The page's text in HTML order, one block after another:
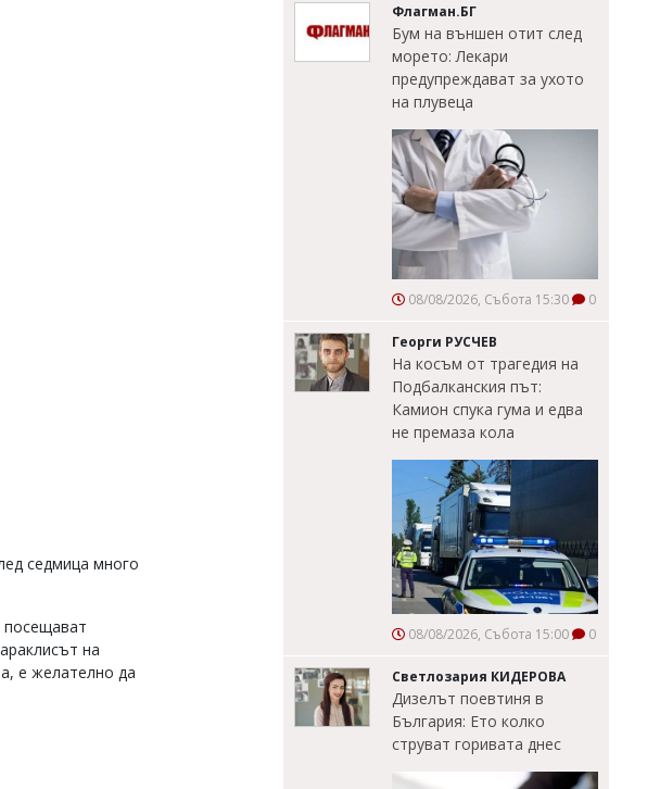
седмица много
посещават
на
е желателно да
Флагман.БГ
Бум на външен отит след
морето: Лекари
предупреждават за ухото
на плувеца
08/08/2026, Събота 15:30 0
Георги РУСЧЕВ
На косъм от трагедия на
Подбалканския път:
Камион спука гума и едва
не премаза кола
08/08/2026, Събота 15:00 0
Светлозария КИДЕРОВА
Дизелът поевтиня в
България: Ето колко
струват горивата днес